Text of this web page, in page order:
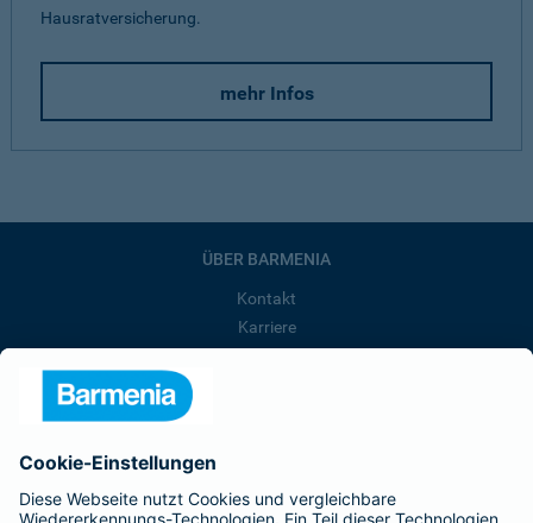
Hausratversicherung.
mehr Infos
ÜBER BARMENIA
Kontakt
Karriere
Barmenia ist Teil der BarmeniaGothaer